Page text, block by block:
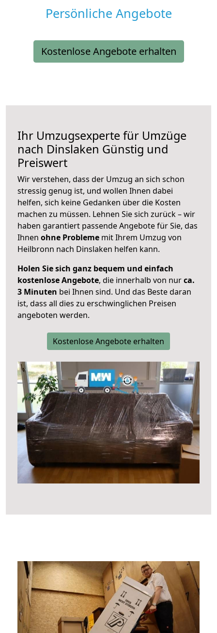
Persönliche Angebote
Kostenlose Angebote erhalten
Ihr Umzugsexperte für Umzüge
nach Dinslaken Günstig und
Preiswert
Wir verstehen, dass der Umzug an sich schon
stressig genug ist, und wollen Ihnen dabei
helfen, sich keine Gedanken über die Kosten
machen zu müssen. Lehnen Sie sich zurück – wir
haben garantiert passende Angebote für Sie, das
Ihnen ohne Probleme mit Ihrem Umzug von
Heilbronn nach Dinslaken helfen kann.
Holen Sie sich ganz bequem und einfach
kostenlose Angebote, die innerhalb von nurca.
3 Minuten bei Ihnen sind. Und das Beste daran
ist, dass all dies zu erschwinglichen Preisen
angeboten werden.
Kostenlose Angebote erhalten